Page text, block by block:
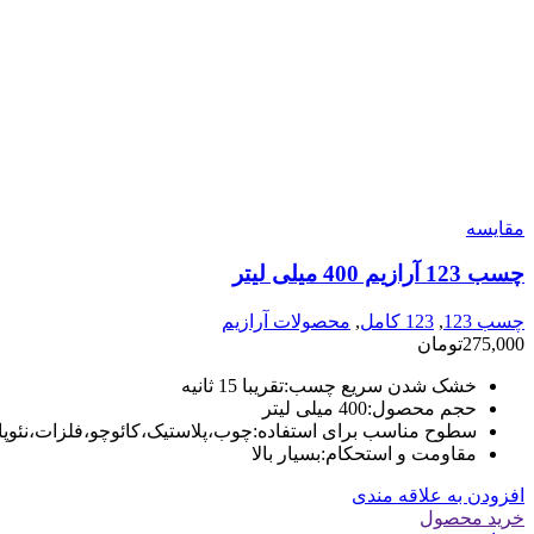
مقایسه
چسب 123 آرازیم 400 میلی لیتر
چسب 123 , 123 کامل , محصولات آرازیم
275,000تومان
خشک شدن سریع چسب:تقریبا 15 ثانیه
حجم محصول:400 میلی لیتر
سطوح مناسب برای استفاده:
مقاومت و استحکام:بسیار بالا
افزودن به علاقه مندی
خرید محصول